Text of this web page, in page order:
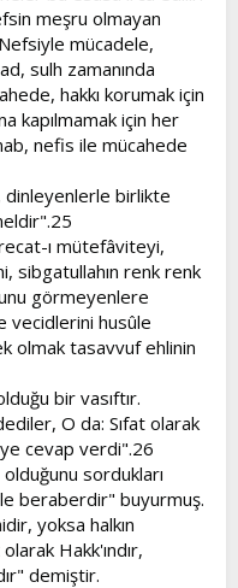
meşru olmayan
mücadele,
sulh zamanında
hakkı korumak için
kapılmamak için her
nefis ile mücahede
birlikte
ı mütefâviteyi,
sibgatullahın renk renk
görmeyenlere
vecidlerini husûle
olmak tasavvuf ehlinin
bir vasıftır.
O da: Sıfat olarak
cevap verdi".26
sordukları
beraberdir" buyurmuş.
yoksa halkın
Hakk'ındır,
demiştir.